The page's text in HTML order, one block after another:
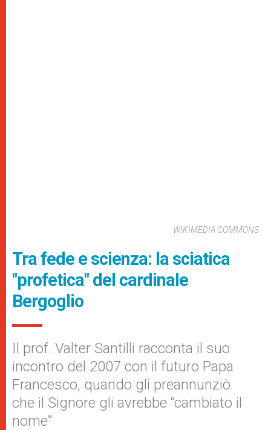
WIKIMEDIA COMMONS
Tra fede e scienza: la sciatica
"profetica" del cardinale
Bergoglio
Il prof. Valter Santilli racconta il suo
incontro del 2007 con il futuro Papa
Francesco, quando gli preannunziò
che il Signore gli avrebbe “cambiato il
nome”